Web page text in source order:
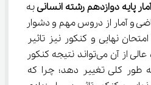
پایه دوازدهم رشته انسانی به
و آمار از دروس مهم و دشوار
نهایی و کنکور نیز تاثیر
بسزایی دارد و کسب نمره عالی از آن می‌تواند نتیجه کنکور
طور کلی تغییر دهد؛ چرا که